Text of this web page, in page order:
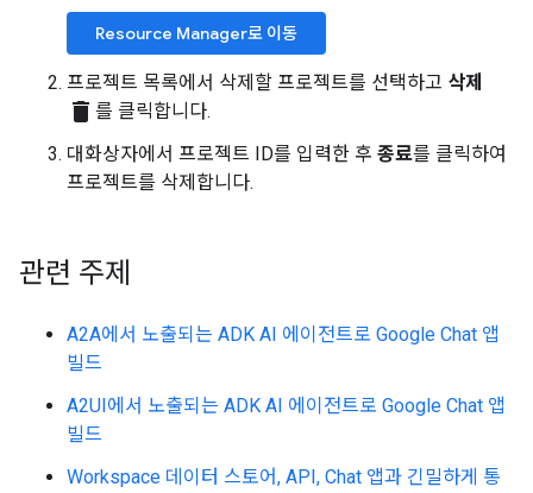
Resource Manager로 이동
프로젝트 목록에서 삭제할 프로젝트를 선택하고 삭제
delete 를 클릭합니다.
대화상자에서 프로젝트 ID를 입력한 후 종료를 클릭하여
프로젝트를 삭제합니다.
관련 주제
A2A에서 노출되는 ADK AI 에이전트로 Google Chat 앱
빌드
A2UI에서 노출되는 ADK AI 에이전트로 Google Chat 앱
빌드
Workspace 데이터 스토어, API, Chat 앱과 긴밀하게 통